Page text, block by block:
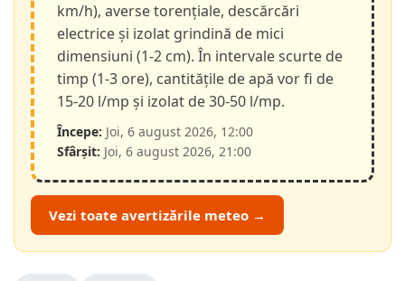
km/h), averse torențiale, descărcări
electrice și izolat grindină de mici
dimensiuni (1-2 cm). În intervale scurte de
timp (1-3 ore), cantitățile de apă vor fi de
15-20 l/mp și izolat de 30-50 l/mp.
Începe: Joi, 6 august 2026, 12:00
Sfârșit: Joi, 6 august 2026, 21:00
Vezi toate avertizările meteo →